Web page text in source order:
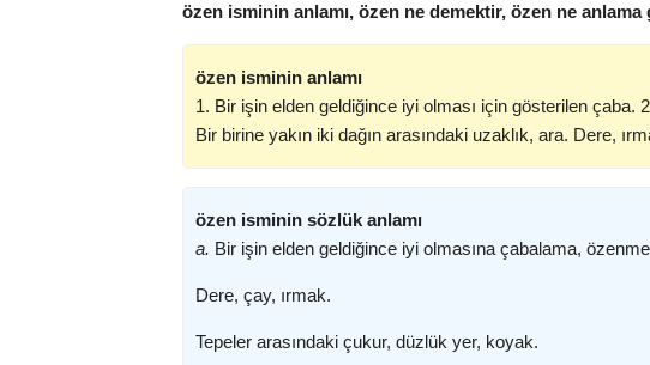
özen isminin anlamı, özen ne demektir, özen ne anlama
özen isminin anlamı
1. Bir işin elden geldiğince iyi olması için gösterilen
Bir birine yakın iki dağın arasındaki uzaklık, ara. Dere,
özen isminin sözlük anlamı
a. Bir işin elden geldiğince iyi olmasına çabalama,
Dere, çay, ırmak.
Tepeler arasındaki çukur, düzlük yer, koyak.